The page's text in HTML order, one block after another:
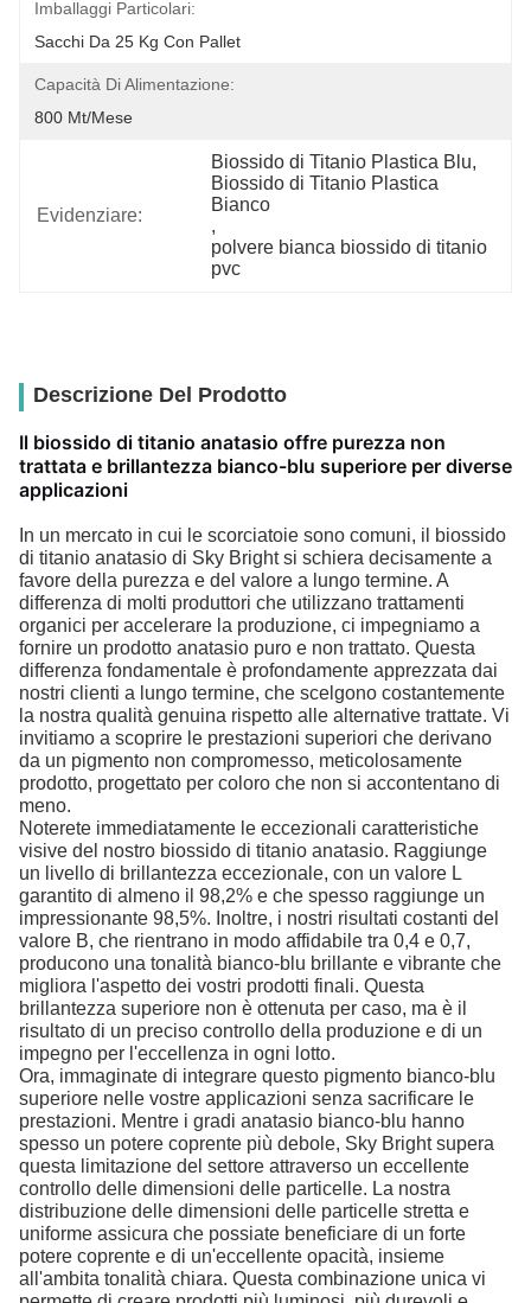
Imballaggi Particolari:
Sacchi Da 25 Kg Con Pallet
Capacità Di Alimentazione:
800 Mt/mese
Evidenziare:
Biossido di Titanio Plastica Blu,
Biossido di Titanio Plastica
Bianco
,
polvere bianca biossido di titanio
pvc
Descrizione Del Prodotto
Il biossido di titanio anatasio offre purezza non
trattata e brillantezza bianco-blu superiore per diverse
applicazioni
In un mercato in cui le scorciatoie sono comuni, il biossido
di titanio anatasio di Sky Bright si schiera decisamente a
favore della purezza e del valore a lungo termine. A
differenza di molti produttori che utilizzano trattamenti
organici per accelerare la produzione, ci impegniamo a
fornire un prodotto anatasio puro e non trattato. Questa
differenza fondamentale è profondamente apprezzata dai
nostri clienti a lungo termine, che scelgono costantemente
la nostra qualità genuina rispetto alle alternative trattate. Vi
invitiamo a scoprire le prestazioni superiori che derivano
da un pigmento non compromesso, meticolosamente
prodotto, progettato per coloro che non si accontentano di
meno.
Noterete immediatamente le eccezionali caratteristiche
visive del nostro biossido di titanio anatasio. Raggiunge
un livello di brillantezza eccezionale, con un valore L
garantito di almeno il 98,2% e che spesso raggiunge un
impressionante 98,5%. Inoltre, i nostri risultati costanti del
valore B, che rientrano in modo affidabile tra 0,4 e 0,7,
producono una tonalità bianco-blu brillante e vibrante che
migliora l'aspetto dei vostri prodotti finali. Questa
brillantezza superiore non è ottenuta per caso, ma è il
risultato di un preciso controllo della produzione e di un
impegno per l'eccellenza in ogni lotto.
Ora, immaginate di integrare questo pigmento bianco-blu
superiore nelle vostre applicazioni senza sacrificare le
prestazioni. Mentre i gradi anatasio bianco-blu hanno
spesso un potere coprente più debole, Sky Bright supera
questa limitazione del settore attraverso un eccellente
controllo delle dimensioni delle particelle. La nostra
distribuzione delle dimensioni delle particelle stretta e
uniforme assicura che possiate beneficiare di un forte
potere coprente e di un'eccellente opacità, insieme
all'ambita tonalità chiara. Questa combinazione unica vi